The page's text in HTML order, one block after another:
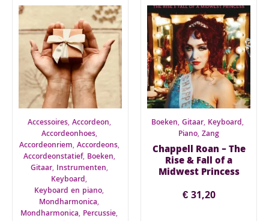
Accessoires, Accordeon,
Accordeonhoes,
Accordeonriem, Accordeons,
Accordeonstatief, Boeken,
Gitaar, Instrumenten,
Keyboard,
Keyboard en piano,
Mondharmonica,
Mondharmonica, Percussie,
Boeken, Gitaar, Keyboard,
Piano, Zang
Chappell Roan – The
Rise & Fall of a
Midwest Princess
€31,20